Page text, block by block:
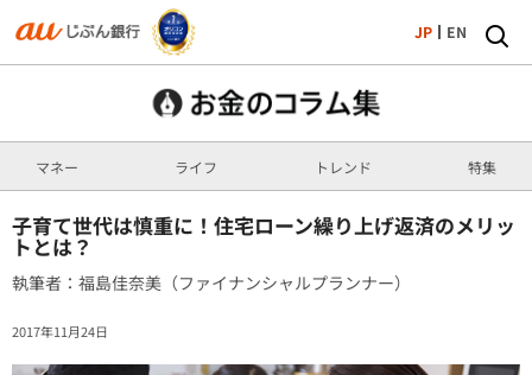
JP EN
マネー ライフ トレンド 特集
子育て世代は慎重に！住宅ローン繰り上げ返済のメリッ
トとは？
執筆者：福島佳奈美（ファイナンシャルプランナー）
2017年11月24日